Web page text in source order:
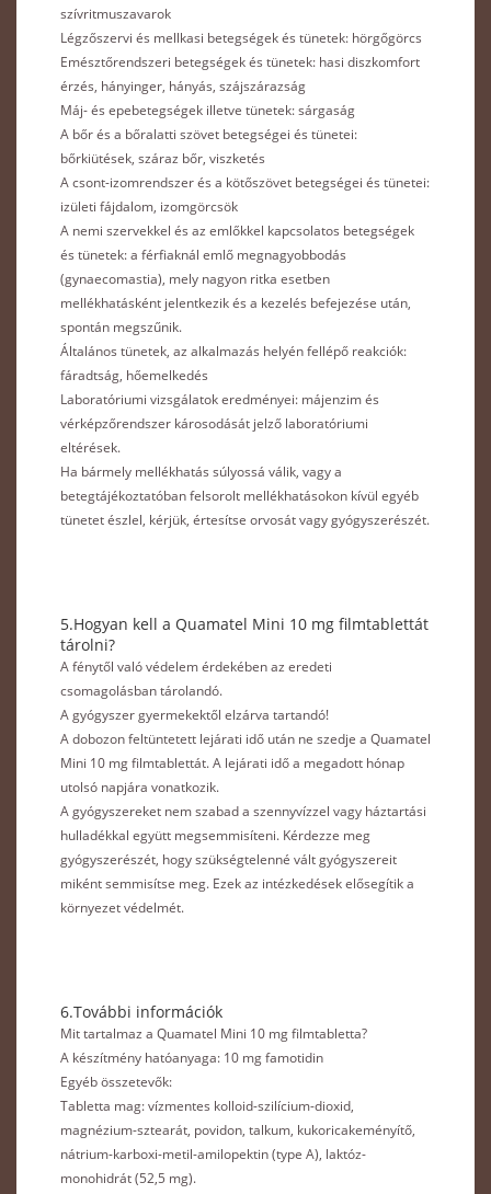
szívritmuszavarok
Légzőszervi és mellkasi betegségek és tünetek: hörgőgörcs
Emésztőrendszeri betegségek és tünetek: hasi diszkomfort
érzés, hányinger, hányás, szájszárazság
Máj- és epebetegségek illetve tünetek: sárgaság
A bőr és a bőralatti szövet betegségei és tünetei:
bőrkiütések, száraz bőr, viszketés
A csont-izomrendszer és a kötőszövet betegségei és tünetei:
izületi fájdalom, izomgörcsök
A nemi szervekkel és az emlőkkel kapcsolatos betegségek
és tünetek: a férfiaknál emlő megnagyobbodás
(gynaecomastia), mely nagyon ritka esetben
mellékhatásként jelentkezik és a kezelés befejezése után,
spontán megszűnik.
Általános tünetek, az alkalmazás helyén fellépő reakciók:
fáradtság, hőemelkedés
Laboratóriumi vizsgálatok eredményei: májenzim és
vérképzőrendszer károsodását jelző laboratóriumi
eltérések.
Ha bármely mellékhatás súlyossá válik, vagy a
betegtájékoztatóban felsorolt mellékhatásokon kívül egyéb
tünetet észlel, kérjük, értesítse orvosát vagy gyógyszerészét.
5.Hogyan kell a Quamatel Mini 10 mg filmtablettát
tárolni?
A fénytől való védelem érdekében az eredeti
csomagolásban tárolandó.
A gyógyszer gyermekektől elzárva tartandó!
A dobozon feltüntetett lejárati idő után ne szedje a Quamatel
Mini 10 mg filmtablettát. A lejárati idő a megadott hónap
utolsó napjára vonatkozik.
A gyógyszereket nem szabad a szennyvízzel vagy háztartási
hulladékkal együtt megsemmisíteni. Kérdezze meg
gyógyszerészét, hogy szükségtelenné vált gyógyszereit
miként semmisítse meg. Ezek az intézkedések elősegítik a
környezet védelmét.
6.További információk
Mit tartalmaz a Quamatel Mini 10 mg filmtabletta?
A készítmény hatóanyaga: 10 mg famotidin
Egyéb összetevők:
Tabletta mag: vízmentes kolloid-szilícium-dioxid,
magnézium-sztearát, povidon, talkum, kukoricakeményítő,
nátrium-karboxi-metil-amilopektin (type A), laktóz-
monohidrát (52,5 mg).